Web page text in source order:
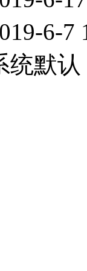
6-7
统默认